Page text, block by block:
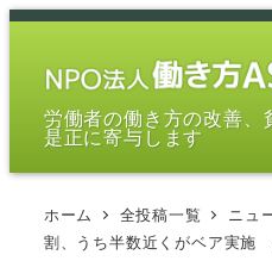
メ
労働者の働き方の改善、
是正に寄与します
ホーム 全投稿一覧 ニュ
割、うち半数近くがベア実施